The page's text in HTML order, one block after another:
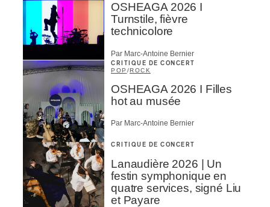
OSHEAGA 2026 I
Turnstile, fièvre
technicolore
Par Marc-Antoine Bernier
CRITIQUE DE CONCERT
POP /ROCK
OSHEAGA 2026 I Filles
hot au musée
Par Marc-Antoine Bernier
CRITIQUE DE CONCERT
Lanaudière 2026 | Un
festin symphonique en
quatre services, signé Liu
et Payare